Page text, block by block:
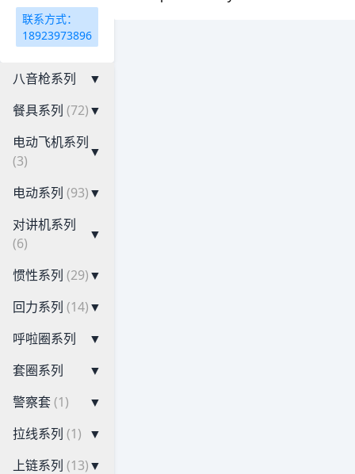
联系方式：
18923973896
八音枪系列
▼
餐具系列 (72)▼
电动飞机系列
(3)
▼
电动系列 (93)▼
对讲机系列
(6)
▼
惯性系列 (29)▼
回力系列 (14)▼
呼啦圈系列
▼
套圈系列
▼
警察套(1)
▼
拉线系列 (1) ▼
上链系列 (13)▼